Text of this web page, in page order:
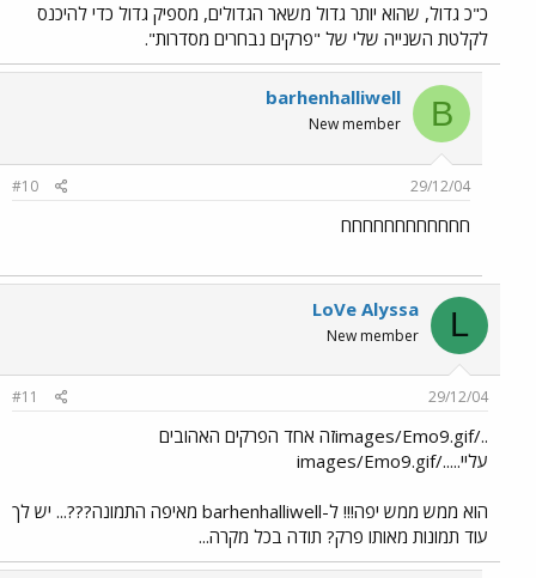
כ"כ גדול, שהוא יותר גדול משאר הגדולים, מספיק גדול כדי להיכנס
לקלטת השנייה שלי של "פרקים נבחרים מסדרות".
B
barhenhalliwell
New member
29/12/04
#10
חחחחחחחחחחחח
L
LoVe Alyssa
New member
29/12/04
#11
../images/Emo9.gifזה אחד הפרקים האהובים
עליי...../images/Emo9.gif
הוא ממש ממש יפה!!! ל-barhenhalliwell מאיפה התמונה???... יש לך
עוד תמונות מאותו פרק? תודה בכל מקרה...